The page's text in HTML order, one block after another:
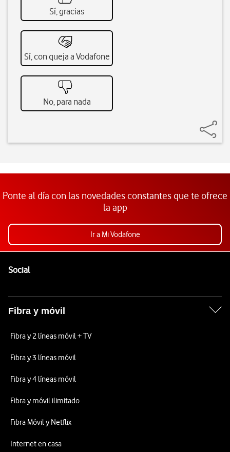
Sí, gracias
Sí, con queja a Vodafone
No, para nada
Ponte al día con las novedades constantes que te ofrece
la app
Ir a Mi Vodafone
SocialEnlaces a las redes sociales de Vodafone
Fibra y móvil
Fibra y 2 líneas móvil + TV
Fibra y 3 líneas móvil
Fibra y 4 líneas móvil
Fibra y móvil ilimitado
Fibra Móvil y Netflix
Internet en casa